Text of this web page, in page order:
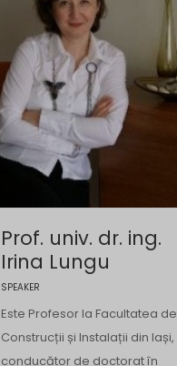
Prof. univ. dr. ing.
Irina Lungu
SPEAKER
Este Profesor la Facultatea de
Construcții și Instalații din Iași,
conducător de doctorat în